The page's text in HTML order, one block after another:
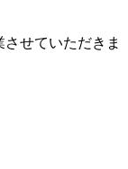
せていただきま